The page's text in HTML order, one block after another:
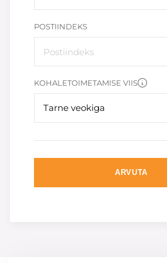
POSTIINDEKS
KOHALETOIMETAMISE VIIS
Tarne veokiga
ARVUTA